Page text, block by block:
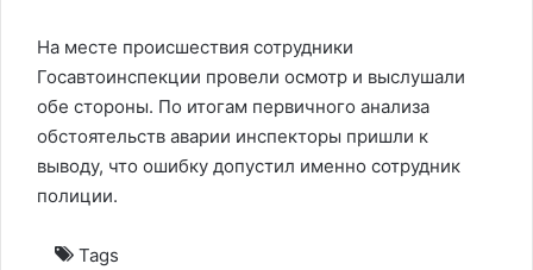
На месте происшествия сотрудники
Госавтоинспекции провели осмотр и выслушали
обе стороны. По итогам первичного анализа
обстоятельств аварии инспекторы пришли к
выводу, что ошибку допустил именно сотрудник
полиции.
Tags